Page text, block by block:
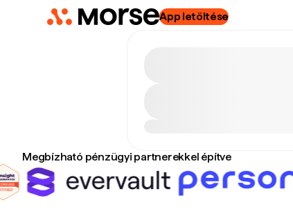
App letöltése
Megbízható pénzügyi partnerekkel építve